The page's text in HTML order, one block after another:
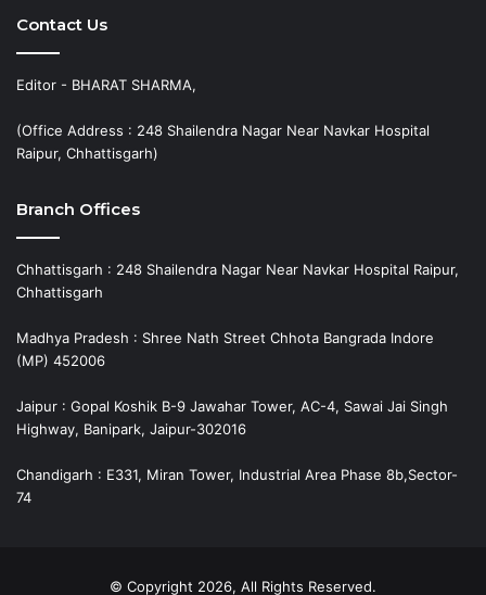
Contact Us
Editor - BHARAT SHARMA,
(Office Address : 248 Shailendra Nagar Near Navkar Hospital
Raipur, Chhattisgarh)
Branch Offices
Chhattisgarh : 248 Shailendra Nagar Near Navkar Hospital Raipur,
Chhattisgarh
Madhya Pradesh : Shree Nath Street Chhota Bangrada Indore
(MP) 452006
Jaipur : Gopal Koshik B-9 Jawahar Tower, AC-4, Sawai Jai Singh
Highway, Banipark, Jaipur-302016
Chandigarh : E331, Miran Tower, Industrial Area Phase 8b,Sector-
74
© Copyright 2026, All Rights Reserved.